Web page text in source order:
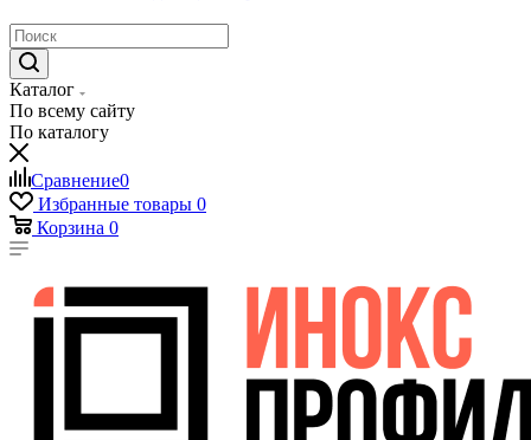
Каталог
По всему сайту
По каталогу
Сравнение0
Избранные товары 0
Корзина 0